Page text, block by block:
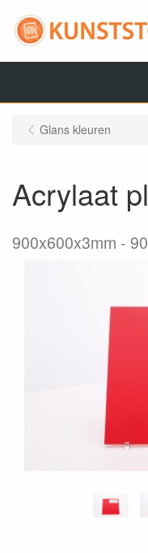
Glans kleuren
Acrylaat
900x600x3mm